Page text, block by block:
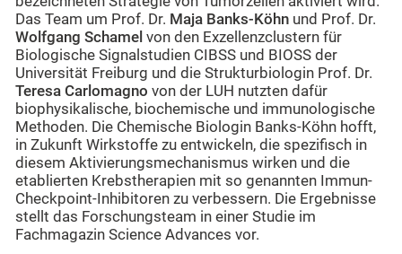
Das Team um Prof. Dr. Maja Banks-Köhn und Prof. Dr.
Wolfgang Schamel von den Exzellenzclustern für
Biologische Signalstudien CIBSS und BIOSS der
Universität Freiburg und die Strukturbiologin Prof. Dr.
Teresa Carlomagno von der LUH nutzten dafür
biophysikalische, biochemische und immunologische
Methoden. Die Chemische Biologin Banks-Köhn hofft,
in Zukunft Wirkstoffe zu entwickeln, die spezifisch in
diesem Aktivierungsmechanismus wirken und die
etablierten Krebstherapien mit so genannten Immun-
Checkpoint-Inhibitoren zu verbessern. Die Ergebnisse
stellt das Forschungsteam in einer Studie im
Fachmagazin Science Advances vor.